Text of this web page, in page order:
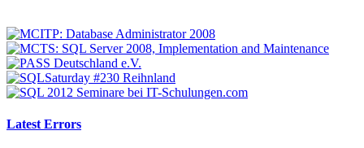
Latest Errors